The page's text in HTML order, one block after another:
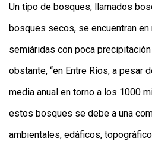
Un tipo de bosques, llamados
bosques secos, se encuentran
semiáridas con poca
obstante, “en Entre Ríos, a pesar
media anual en torno a los 1000
estos bosques se debe a una
ambientales, edáficos,